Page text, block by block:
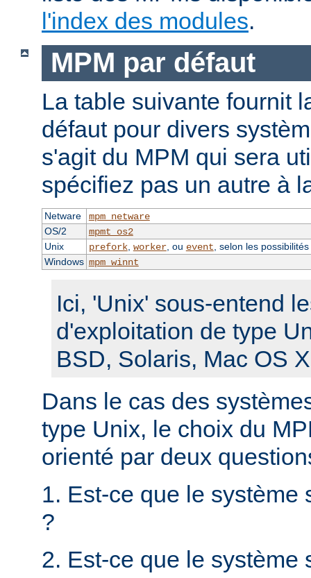
l'index des modules.
MPM par défaut
La table suivante fournit
défaut pour divers
s'agit du MPM qui sera
spécifiez pas un autre à
Netware
mpm_netware
OS/2
mpmt_os2
Unix
prefork, worker, ou event , selon les
Windows mpm_winnt
Ici, 'Unix' sous-entend
d'exploitation de type
BSD, Solaris, Mac OS
Dans le cas des
type Unix, le choix du
orienté par deux
1. Est-ce que le système
?
2. Est-ce que le système